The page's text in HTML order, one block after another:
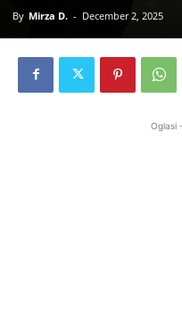
By Mirza D. - December 2, 2025
Oglasi